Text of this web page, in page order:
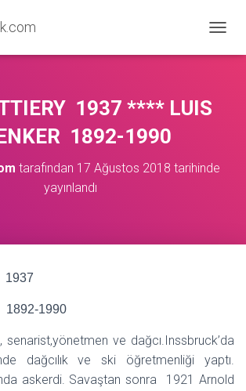
E
K
1937 **** LUIS
1892-1990
tarafından 17 Ağustos 2018 tarihinde
yayınlandı
1937
1892-1990
senarist,yönetmen ve dağcı.Inssbruck’da
dağcılık ve ski öğretmenliği yaptı.
askerdi. Savaştan sonra 1921 Arnold